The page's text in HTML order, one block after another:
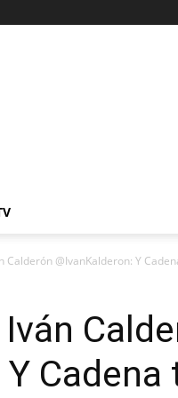
Calderón @IvanKalderon: Y
Cadena